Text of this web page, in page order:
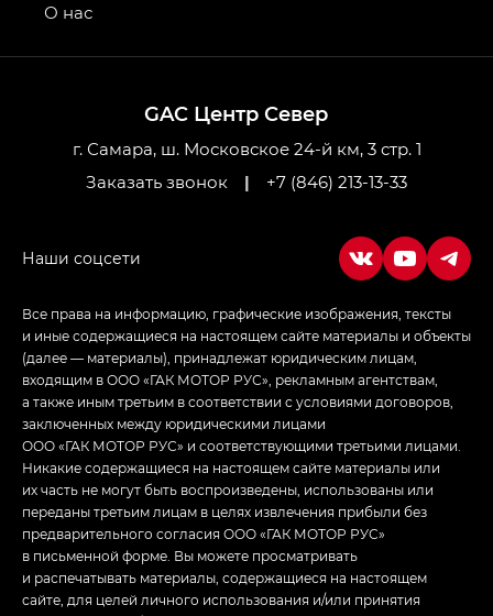
GAC Центр Север
г. Самара, ш. Московское 24-й км, 3 стр. 1
Заказать звонок
| +7 (846) 213-13-33
О нас
Все права на информацию, графические изображения, тексты
и иные содержащиеся на настоящем сайте материалы и объекты
(далее — материалы), принадлежат юридическим лицам,
входящим в ООО «ГАК МОТОР РУС», рекламным агентствам,
а также иным третьим в соответствии с условиями договоров,
заключенных между юридическими лицами
ООО «ГАК МОТОР РУС» и соответствующими третьими лицами.
Никакие содержащиеся на настоящем сайте материалы или
их часть не могут быть воспроизведены, использованы или
переданы третьим лицам в целях извлечения прибыли без
предварительного согласия ООО «ГАК МОТОР РУС»
в письменной форме. Вы можете просматривать
и распечатывать материалы, содержащиеся на настоящем
сайте, для целей личного использования и/или принятия